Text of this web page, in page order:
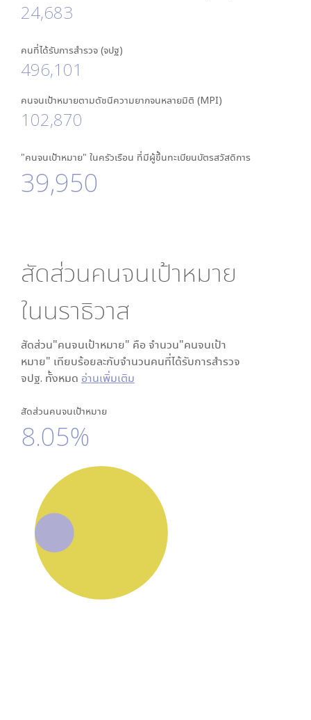
24,683
คนที่ได้รับการสำรวจ (จปฐ)
496,101
คนจนเป้าหมายตามดัชนีความยากจนหลายมิติ (MPI)
102,870
"คนจนเป้าหมาย" ในครัวเรือน ที่มีผู้ขึ้นทะเบียนบัตรสวัสดิการ
39,950
สัดส่วนคนจนเป้าหมาย
ในนราธิวาส
สัดส่วน"คนจนเป้าหมาย" คือ จำนวน"คนจนเป้า
หมาย" เทียบร้อยละกับจำนวนคนที่ได้รับการสำรวจ
จปฐ. ทั้งหมด อ่านเพิ่มเติม
สัดส่วนคนจนเป้าหมาย
8.05%